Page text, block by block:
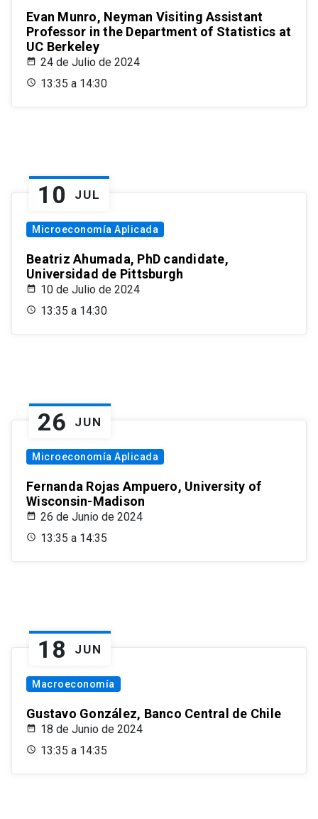
Evan Munro, Neyman Visiting Assistant
Professor in the Department of Statistics at
UC Berkeley
24 de Julio de 2024
13:35 a 14:30
10 JUL
Microeconomía Aplicada
Beatriz Ahumada, PhD candidate,
Universidad de Pittsburgh
10 de Julio de 2024
13:35 a 14:30
26 JUN
Microeconomía Aplicada
Fernanda Rojas Ampuero, University of
Wisconsin-Madison
26 de Junio de 2024
13:35 a 14:35
18 JUN
Macroeconomía
Gustavo González, Banco Central de Chile
18 de Junio de 2024
13:35 a 14:35